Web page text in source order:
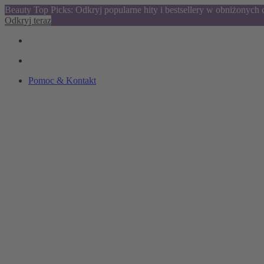
Beauty Top Picks: Odkryj popularne hity i bestsellery w obniżonych
Odkryj teraz
Pomoc & Kontakt